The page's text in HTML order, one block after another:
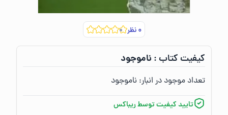
۰نظر
کیفیت کتاب :‌ ناموجود
تعداد موجود در انبار:‌ ناموجود
تایید کیفیت توسط ریباکس